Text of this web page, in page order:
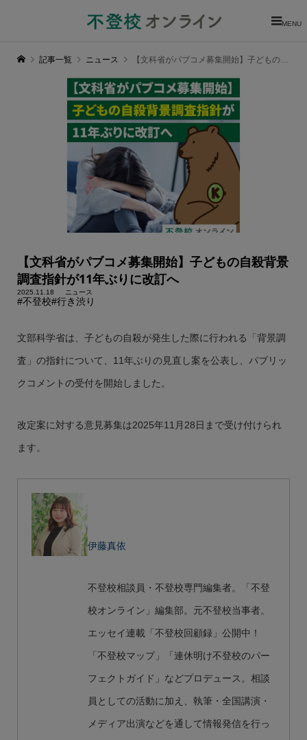
MENU
記事一覧 ニュース 【文科省がパブコメ募集開始】子どもの自殺背景調査指針が11年ぶりに改訂へ
【文科省がパブコメ募集開始】子どもの自殺背景
調査指針が11年ぶりに改訂へ
2025.11.18 ニュース
#不登校#行き渋り
文部科学省は、子どもの自殺が発生した際に行われる「背景調
査」の指針について、11年ぶりの見直し案を公表し、パブリッ
クコメントの受付を開始しました。
改定案に対する意見募集は2025年11月28日まで受け付けられ
ます。
伊藤真依
不登校相談員・不登校専門編集者。「不登
校オンライン」編集部。元不登校当事者。
エッセイ連載「不登校回顧録」公開中！
「不登校マップ」「連休明け不登校のパー
フェクトガイド」などプロデュース。相談
員としての活動に加え、執筆・全国講演・
メディア出演などを通して情報発信を行っ